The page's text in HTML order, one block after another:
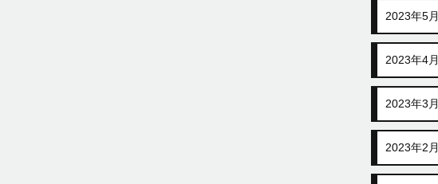
2023年5月
2023年4月
2023年3月
2023年2月